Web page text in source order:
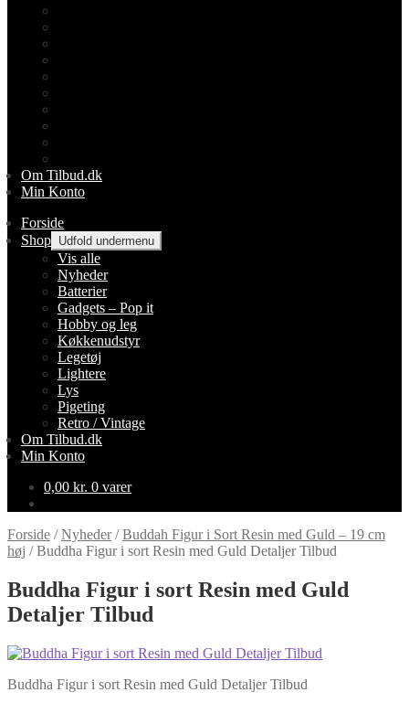
Om Tilbud.dk
Min Konto
Forside
Shop Udfold undermenu
Vis alle
Nyheder
Batterier
Gadgets – Pop it
Hobby og leg
Køkkenudstyr
Legetøj
Lightere
Lys
Pigeting
Retro / Vintage
Om Tilbud.dk
Min Konto
0,00 kr. 0 varer
Forside /Nyheder/Buddah Figur i Sort Resin med Guld – 19 cm
høj /Buddha Figur i sort Resin med Guld Detaljer Tilbud
Buddha Figur i sort Resin med Guld
Detaljer Tilbud
Buddha Figur i sort Resin med Guld Detaljer Tilbud